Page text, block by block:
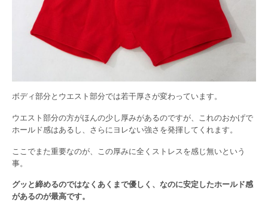
ボディ部分とウエスト部分では若干厚さが変わっています。
ウエスト部分の方がほんの少し厚みがあるのですが、これのおかげで
ホールド感はあるし、さらにヨレない強さを発揮してくれます。
ここでまた重要なのが、この厚みに全くストレスを感じ無いという
事。
グッと締めるのではなくあくまで優しく、なのに安定したホールド感
があるのが最高です。